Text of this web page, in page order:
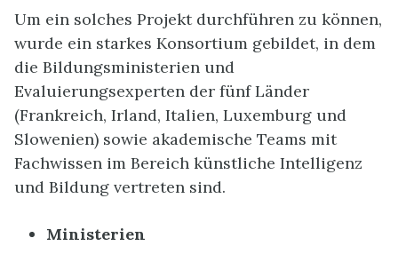
Um ein solches Projekt durchführen zu können,
wurde ein starkes Konsortium gebildet, in dem
die Bildungsministerien und
Evaluierungsexperten der fünf Länder
(Frankreich, Irland, Italien, Luxemburg und
Slowenien) sowie akademische Teams mit
Fachwissen im Bereich künstliche Intelligenz
und Bildung vertreten sind.
Ministerien